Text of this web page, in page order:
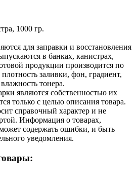
1000 гр.
для заправки и восстановления
в банках, канистрах,
продукции производится по
заливки, фон, градиент,
тонера.
являются собственностью их
только с целью описания товара.
справочный характер и не
Информация о товарах,
содержать ошибки, и быть
уведомления.